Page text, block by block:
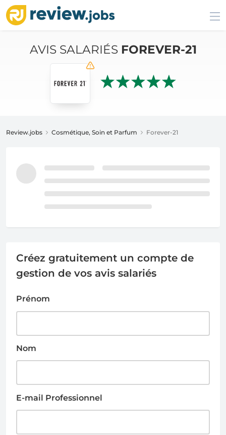
AVIS SALARIÉS FOREVER-21
Review.jobs Cosmétique, Soin et Parfum Forever-21
Créez gratuitement un compte de
gestion de vos avis salariés
Prénom
Nom
E-mail Professionnel